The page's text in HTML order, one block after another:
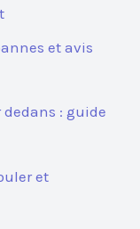
et avis
: guide
et